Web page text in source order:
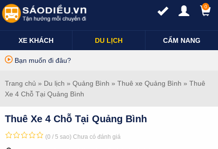
0
XE KHÁCH DU LỊCH CẨM NANG
Bạn muốn đi đâu?
Trang chủ » Du lịch » Quảng Bình » Thuê xe Quảng Bình » Thuê
Xe 4 Chỗ Tại Quảng Bình
Thuê Xe 4 Chỗ Tại Quảng Bình
(0 / 5 sao) Chưa có đánh giá